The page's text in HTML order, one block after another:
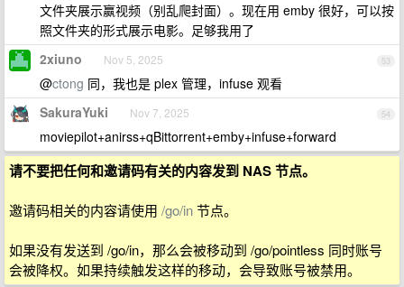
文件夹展示赢视频（别乱爬封面）。现在用 emby 很好，可以按
照文件夹的形式展示电影。足够我用了
53
2xiuno Nov 5, 2025
@ctong 同，我也是 plex 管理，infuse 观看
54
SakuraYuki Nov 7, 2025
moviepilot+anirss+qBittorrent+emby+infuse+forward
请不要把任何和邀请码有关的内容发到 NAS 节点。
邀请码相关的内容请使用 /go/in节点。
如果没有发送到 /go/in，那么会被移动到 /go/pointless 同时账号
会被降权。如果持续触发这样的移动，会导致账号被禁用。